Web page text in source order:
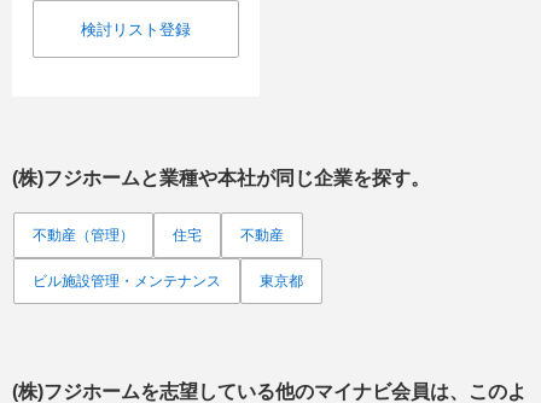
検討リスト登録
(株)フジホームと業種や本社が同じ企業を探す。
不動産（管理） 住宅 不動産
ビル施設管理・メンテナンス 東京都
(株)フジホームを志望している他のマイナビ会員は、このよ